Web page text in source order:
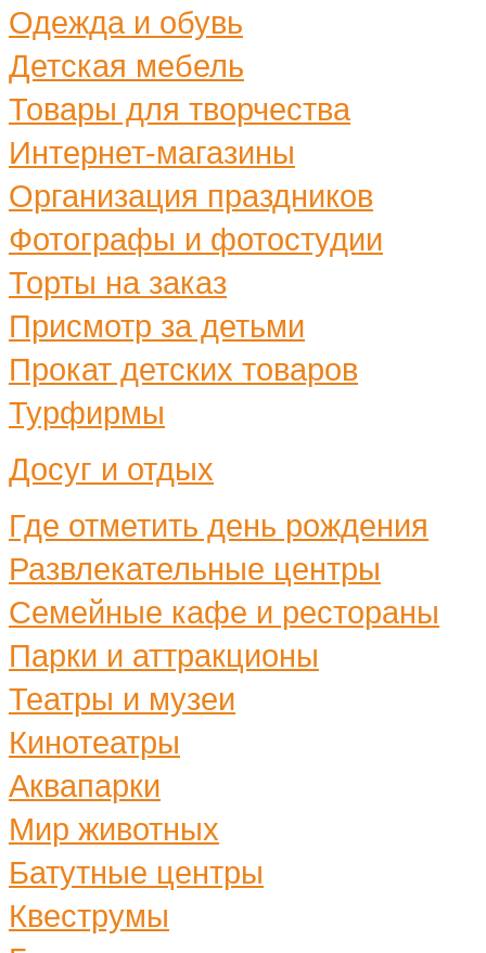
Одежда и обувь
Детская мебель
Товары для творчества
Интернет-магазины
Организация праздников
Фотографы и фотостудии
Торты на заказ
Присмотр за детьми
Прокат детских товаров
Турфирмы
Досуг и отдых
Где отметить день рождения
Развлекательные центры
Семейные кафе и рестораны
Парки и аттракционы
Театры и музеи
Кинотеатры
Аквапарки
Мир животных
Батутные центры
Квеструмы